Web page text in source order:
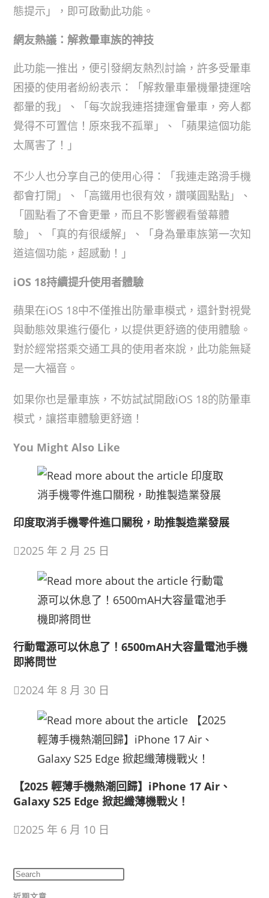
態提示」，即可啟動此功能。
網友熱議：解救暈車族的神技
此功能一推出，便引發網友熱烈討論，許多受暈車
困擾的使用者紛紛表示：「解救暈車暈機暈捷運啥
都暈的我」、「每次說我連搭捷運會暈車，旁人都
覺得不可置信！原來我不孤單」、「蘋果這個功能
太厲害了！」
不少人也分享自己的使用心得：「我連走路滑手機
都會打開」、「高鐵用也很有效，讚嘆圓點點」、
「圓點看了不會更暈，而且不影響觀看螢幕體
驗」、「真的有很緩解」、「身為暈車族第一次知
道這個功能，超感動！」
iOS 18持續提升使用者體驗
蘋果在iOS 18中不僅推出防暈車模式，還針對視覺
與動態效果進行優化，以提供更舒適的使用體驗。
對於經常搭乘交通工具的使用者來說，此功能無疑
是一大福音。
如果你也是暈車族，不妨試試開啟iOS 18的防暈車
模式，讓搭車體驗更舒適！
You Might Also Like
印度取消手機零件進口關稅，助推製造業發展
2025 年 2 月 25 日
行動電源可以休息了！6500mAH大容量電池手機
即將問世
2024 年 8 月 30 日
【2025 輕薄手機熱潮回歸】iPhone 17 Air、
Galaxy S25 Edge 掀起纖薄機戰火！
2025 年 6 月 10 日